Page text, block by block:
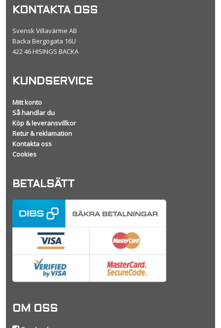
KONTAKTA OSS
Svensk Villavärme AB
Backa Bergögata 16U
422 46 HISINGS BACKA
KUNDSERVICE
Mitt konto
Så handlar du
Köp & leveransvillkor
Retur & reklamation
Kontakta oss
Cookies
BETALSÄTT
OM OSS